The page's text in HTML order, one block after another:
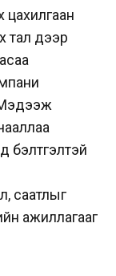
цахилгаан
тал дээр
Мэдээж
бэлтгэлтэй
саатлыг
ажиллагааг